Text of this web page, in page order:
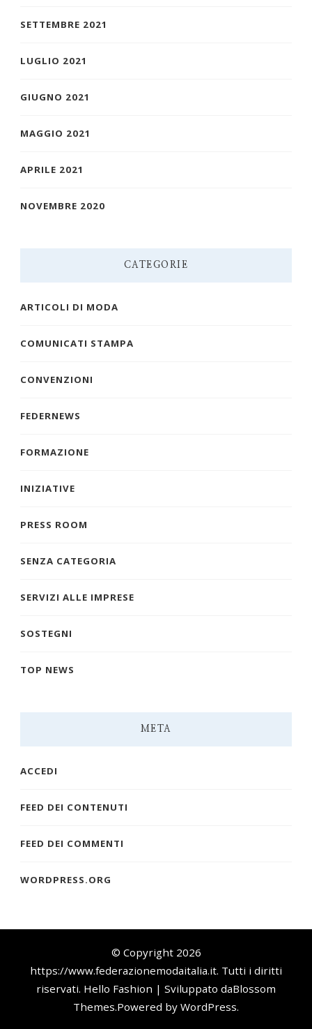
SETTEMBRE 2021
LUGLIO 2021
GIUGNO 2021
MAGGIO 2021
APRILE 2021
NOVEMBRE 2020
CATEGORIE
ARTICOLI DI MODA
COMUNICATI STAMPA
CONVENZIONI
FEDERNEWS
FORMAZIONE
INIZIATIVE
PRESS ROOM
SENZA CATEGORIA
SERVIZI ALLE IMPRESE
SOSTEGNI
TOP NEWS
META
ACCEDI
FEED DEI CONTENUTI
FEED DEI COMMENTI
WORDPRESS.ORG
© Copyright 2026
https://www.federazionemodaitalia.it. Tutti i diritti
riservati. Hello Fashion | Sviluppato daBlossom
Themes.Powered by WordPress.